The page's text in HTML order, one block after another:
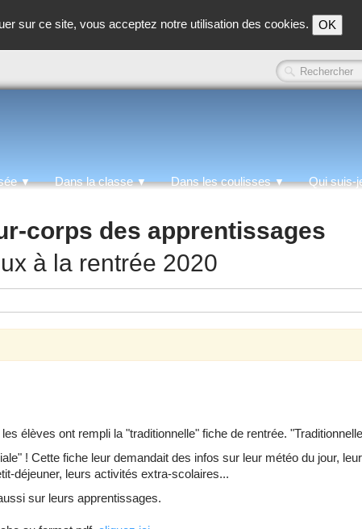
sur ce site, vous acceptez notre utilisation des cookies. OK
▼ Dans la classe▼ Dans les coulisses▼ Qui suis-
corps des apprentissages
à la rentrée 2020
élèves ont rempli la "traditionnelle" fiche de rentrée.
! Cette fiche leur demandait des infos sur leur météo du jour,
déjeuner, leurs activités extra-scolaires...
sur leurs apprentissages.